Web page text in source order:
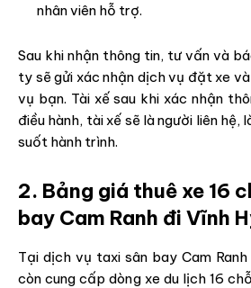
nhân viên hỗ trợ.
Sau khi nhận thông tin, tư vấn và
ty sẽ gửi xác nhận dịch vụ đặt xe
vụ bạn. Tài xế sau khi xác nhận
điều hành, tài xế sẽ là người liên hệ,
suốt hành trình.
2. Bảng giá thuê xe 16
bay Cam Ranh đi Vĩnh
Tại dịch vụ taxi sân bay Cam
còn cung cấp dòng xe du lịch 16